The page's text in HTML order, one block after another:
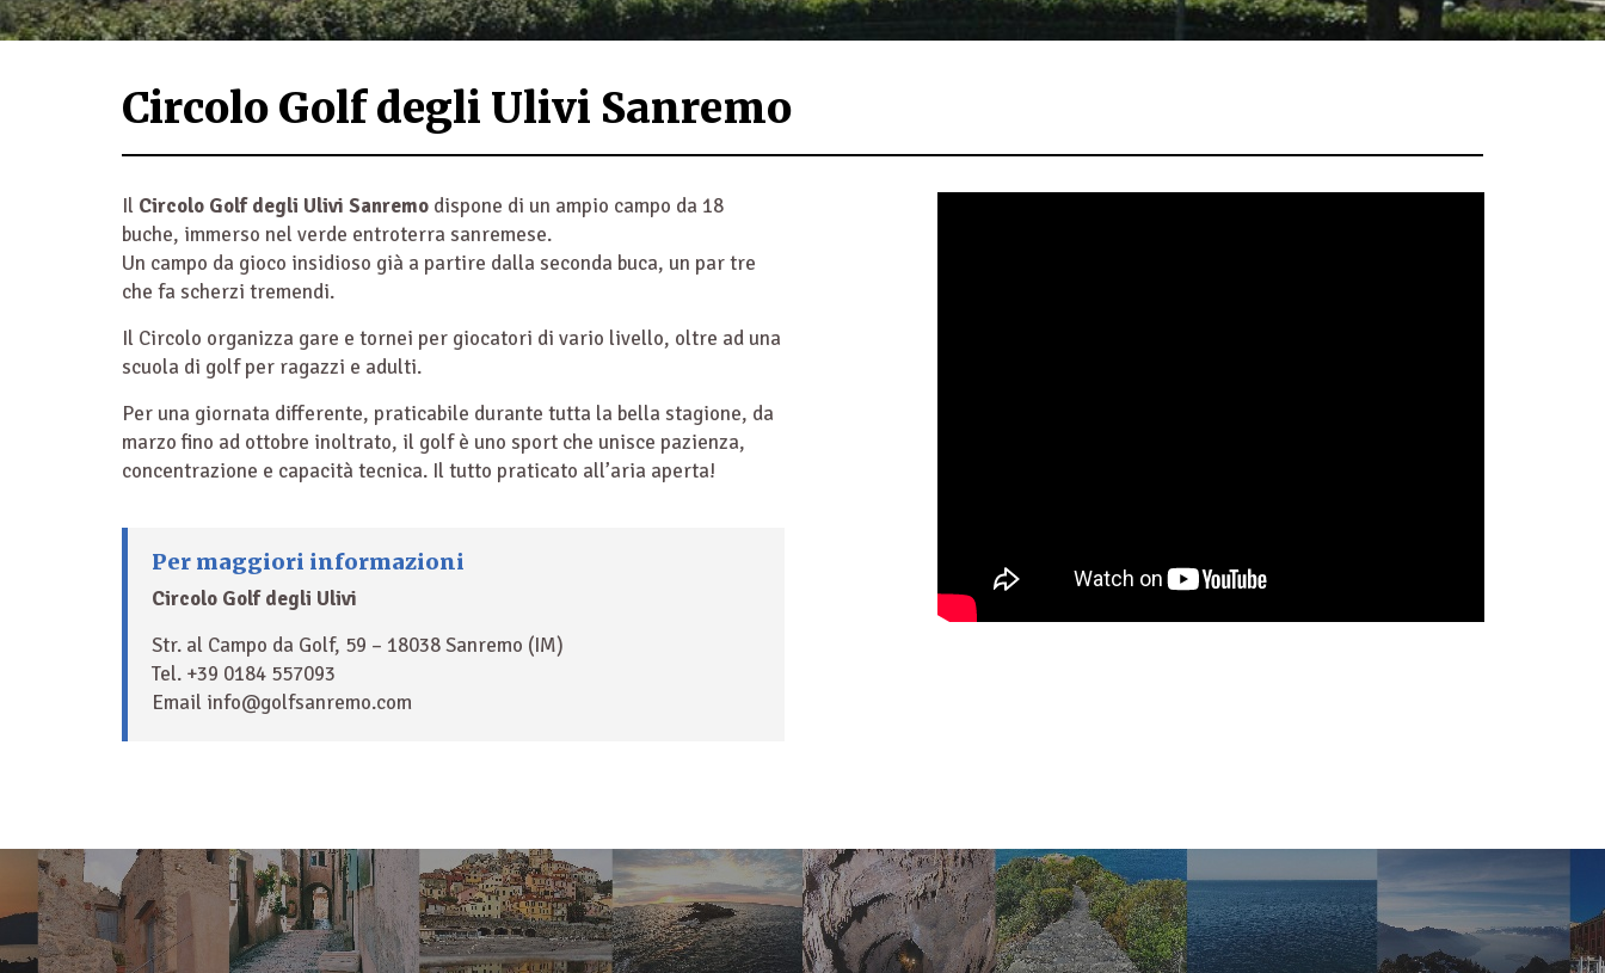
Circolo Golf degli Ulivi Sanremo
Il Circolo Golf degli Ulivi Sanremo dispone di un ampio campo da 18
buche, immerso nel verde entroterra sanremese.
Un campo da gioco insidioso già a partire dalla seconda buca, un par tre
che fa scherzi tremendi.
Il Circolo organizza gare e tornei per giocatori di vario livello, oltre ad una
scuola di golf per ragazzi e adulti.
Per una giornata differente, praticabile durante tutta la bella stagione, da
marzo fino ad ottobre inoltrato, il golf è uno sport che unisce pazienza,
concentrazione e capacità tecnica. Il tutto praticato all’aria aperta!
Per maggiori informazioni
Circolo Golf degli Ulivi
Str. al Campo da Golf, 59 – 18038 Sanremo (IM)
Tel. +39 0184 557093
Email info@golfsanremo.com